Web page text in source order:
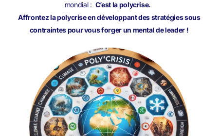
mondial : C’est la polycrise.
Affrontez la polycrise en développant des stratégies sous
contraintes pour vous forger un mental de leader !